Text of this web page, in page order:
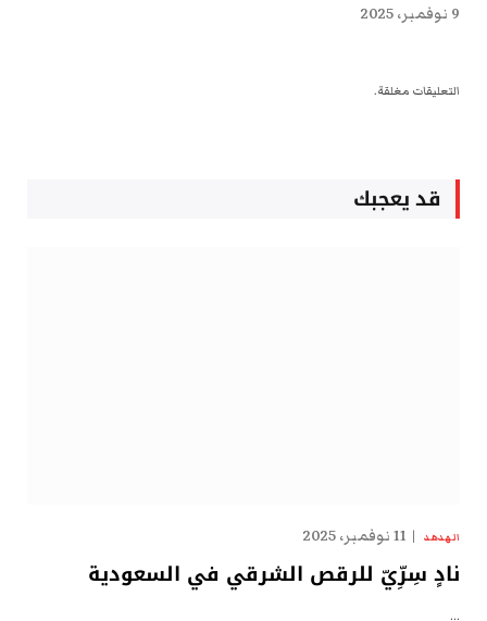
9 نوفمبر، 2025
التعليقات مغلقة.
قد يعجبك
الهدهد 11 نوفمبر، 2025
نادٍ سِرِّيّ للرقص الشرقي في السعودية
…